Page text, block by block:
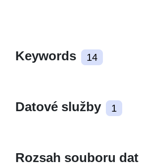
Keywords 14
Datové služby 1
Rozsah souboru dat